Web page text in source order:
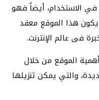
في الاستخدام، أيضاً فهو
يكون هذا الموقع معقد
فى عالم الإنترنت.
الموقع من خلال
والتي يمكن تنزيلها